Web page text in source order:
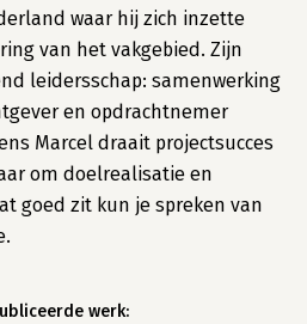
waar hij zich inzette
van het vakgebied. Zijn
leidersschap: samenwerking
en opdrachtnemer
Marcel draait projectsucces
om doelrealisatie en
goed zit kun je spreken van
werk: